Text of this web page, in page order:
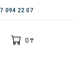
094 22 07
0
0₸